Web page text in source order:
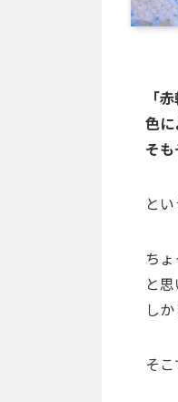
「
色に
そ
と
ち
と思
し
そ